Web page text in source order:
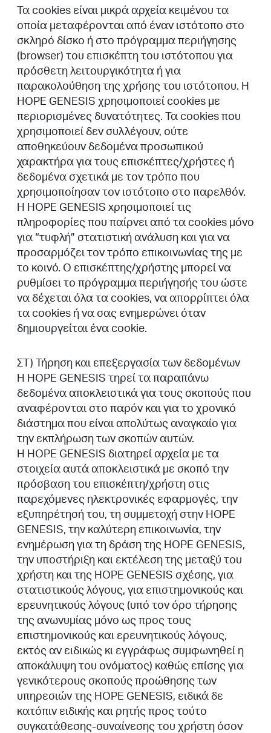
Τα cookies είναι μικρά αρχεία κειμένου τα
οποία μεταφέρονται από έναν ιστότοπο στο
σκληρό δίσκο ή στο πρόγραμμα περιήγησης
(browser) του επισκέπτη του ιστότοπου για
πρόσθετη λειτουργικότητα ή για
παρακολούθηση της χρήσης του ιστότοπου. H
HOPE GENESIS χρησιμοποιεί cookies με
περιορισμένες δυνατότητες. Τα cookies που
χρησιμοποιεί δεν συλλέγουν, ούτε
αποθηκεύουν δεδομένα προσωπικού
χαρακτήρα για τους επισκέπτες/χρήστες ή
δεδομένα σχετικά με τον τρόπο που
χρησιμοποίησαν τον ιστότοπο στο παρελθόν.
H HOPE GENESIS xρησιμοποιεί τις
πληροφορίες που παίρνει από τα cookies μόνο
για “τυφλή” στατιστική ανάλυση και για να
προσαρμόζει τον τρόπο επικοινωνίας της με
το κοινό. Ο επισκέπτης/χρήστης μπορεί να
ρυθμίσει το πρόγραμμα περιήγησής του ώστε
να δέχεται όλα τα cookies, να απορρίπτει όλα
τα cookies ή να σας ενημερώνει όταν
δημιουργείται ένα cookie.
ΣΤ) Τήρηση και επεξεργασία των δεδομένων
Η HOPE GENESIS τηρεί τα παραπάνω
δεδομένα αποκλειστικά για τους σκοπούς που
αναφέρονται στο παρόν και για το χρονικό
διάστημα που είναι απολύτως αναγκαίο για
την εκπλήρωση των σκοπών αυτών.
Η HOPE GENESIS διατηρεί αρχεία με τα
στοιχεία αυτά αποκλειστικά με σκοπό την
πρόσβαση του επισκέπτη/χρήστη στις
παρεχόμενες ηλεκτρονικές εφαρμογές, την
εξυπηρέτησή του, τη συμμετοχή στην HOPE
GENESIS, την καλύτερη επικοινωνία, την
ενημέρωση για τη δράση της HOPE GENESIS,
την υποστήριξη και εκτέλεση της μεταξύ του
χρήστη και της HOPE GENESIS σχέσης, για
στατιστικούς λόγους, για επιστημονικούς και
ερευνητικούς λόγους (υπό τον όρο τήρησης
της ανωνυμίας μόνο ως προς τους
επιστημονικούς και ερευνητικούς λόγους,
εκτός αν ειδικώς κι εγγράφως συμφωνηθεί η
αποκάλυψη του ονόματος) καθώς επίσης για
γενικότερους σκοπούς προώθησης των
υπηρεσιών της HOPE GENESIS, ειδικά δε
κατόπιν ειδικής και ρητής προς τούτο
συγκατάθεσης-συναίνεσης του χρήστη όσον